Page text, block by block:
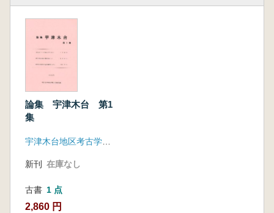
論集 宇津木台 第1
集
宇津木台地区考古学研究会
新刊 在庫なし
古書 1 点
2,860 円